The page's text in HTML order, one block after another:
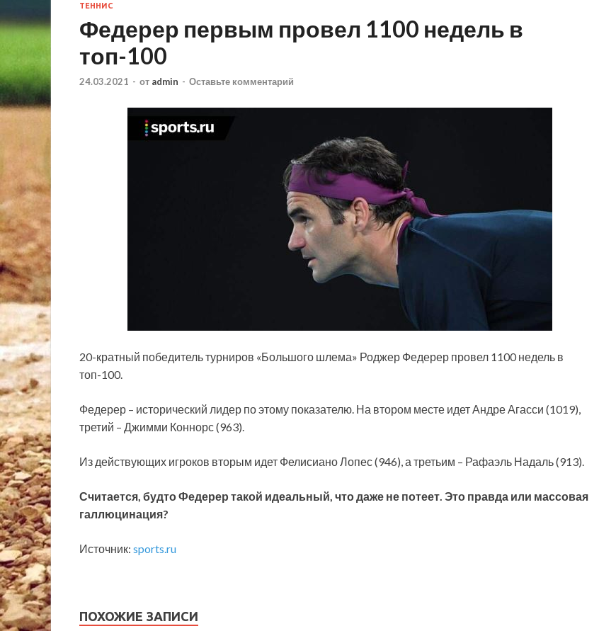
ТЕННИС
Федерер первым провел 1100 недель в
топ-100
24.03.2021 - от admin - Оставьте комментарий
20-кратный победитель турниров «Большого шлема» Роджер Федерер провел 1100 недель в
топ-100.
Федерер – исторический лидер по этому показателю. На втором месте идет Андре Агасси (1019),
третий – Джимми Коннорс (963).
Из действующих игроков вторым идет Фелисиано Лопес (946), а третьим – Рафаэль Надаль (913).
Считается, будто Федерер такой идеальный, что даже не потеет. Это правда или массовая
галлюцинация?
Источник: sports.ru
ПОХОЖИЕ ЗАПИСИ